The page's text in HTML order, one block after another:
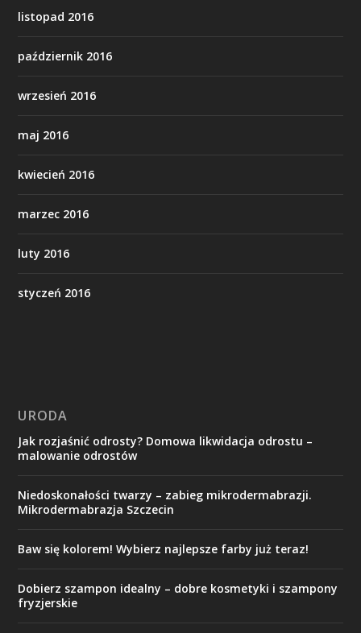
listopad 2016
październik 2016
wrzesień 2016
maj 2016
kwiecień 2016
marzec 2016
luty 2016
styczeń 2016
URODA
Jak rozjaśnić odrosty? Domowa likwidacja odrostu –
malowanie odrostów
Niedoskonałości twarzy – zabieg mikrodermabrazji.
Mikrodermabrazja Szczecin
Baw się kolorem! Wybierz najlepsze farby już teraz!
Dobierz szampon idealny – dobre kosmetyki i szampony
fryzjerskie